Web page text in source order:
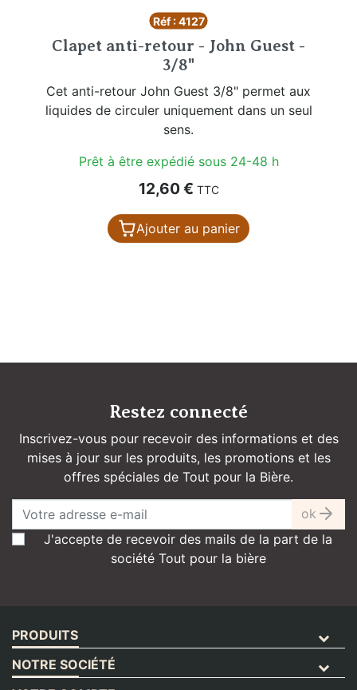
Réf : 4127
Clapet anti-retour - John Guest -
3/8"
Cet anti-retour John Guest 3/8" permet aux
liquides de circuler uniquement dans un seul
sens.
Prêt à être expédié sous 24-48 h
Prix
12,60 € TTC
Ajouter au panier
Restez connecté
Inscrivez-vous pour recevoir des informations et des
mises à jour sur les produits, les promotions et les
offres spéciales de Tout pour la Bière.
ok
J'accepte de recevoir des mails de la part de la
société Tout pour la bière
PRODUITS
NOTRE SOCIÉTÉ